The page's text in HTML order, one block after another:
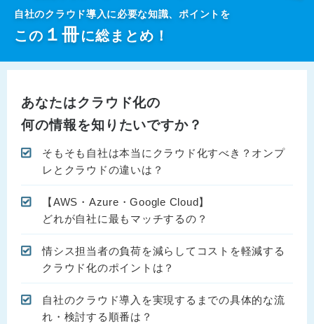
自社のクラウド導入に必要な知識、ポイントを
この １冊に総まとめ！
あなたはクラウド化の
何の情報を知りたいですか？
そもそも自社は本当にクラウド化すべき？オンプ
レとクラウドの違いは？
【AWS・Azure・Google Cloud】
どれが自社に最もマッチするの？
情シス担当者の負荷を減らしてコストを軽減する
クラウド化のポイントは？
自社のクラウド導入を実現するまでの具体的な流
れ・検討する順番は？